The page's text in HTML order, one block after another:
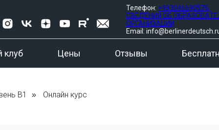
Телефон: +493046690576
СВЕДЕНИЯ ОБ
ОРГАНИЗАЦИИ
Email:
клуб Цены Отзывы
B1 » Онлайн курс